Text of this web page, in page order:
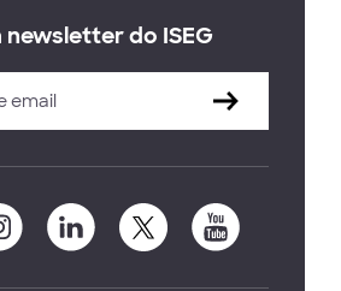
newsletter do ISEG